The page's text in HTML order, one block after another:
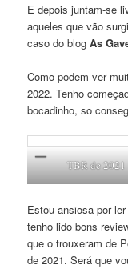
E depois juntam-se
aqueles que vão
caso do blogAs
Como podem ver
2022. Tenho
bocadinho, so
TBR de 2021
Estou ansiosa por ler
tenho lido bons
que o trouxeram de
de 2021. Será que